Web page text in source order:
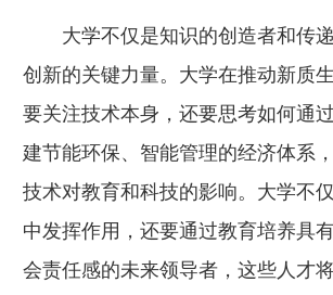
大学不仅是知识的创造者和传
创新的关键力量。大学在推动新质
要关注技术本身，还要思考如何通
建节能环保、智能管理的经济体系
技术对教育和科技的影响。大学不
中发挥作用，还要通过教育培养具
会责任感的未来领导者，这些人才